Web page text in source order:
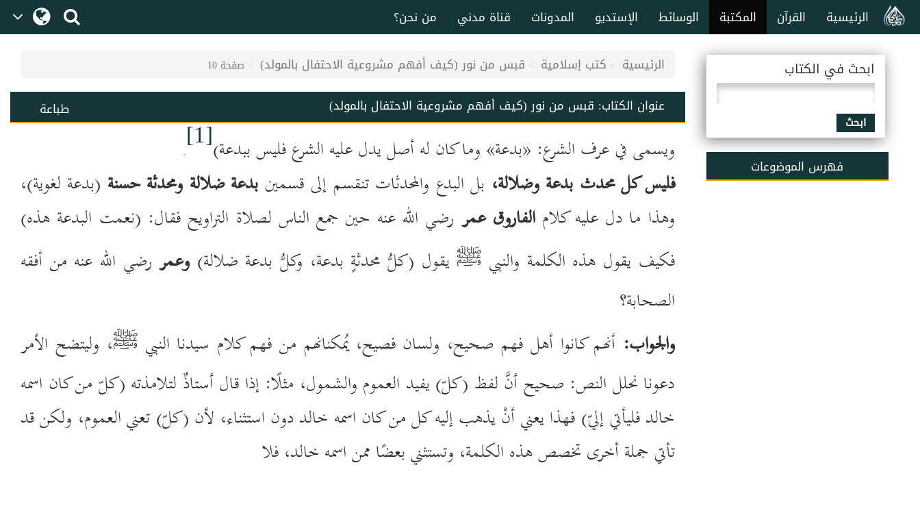
من نحن؟ قناة مدني المدونات الإستديو الوسائط المكتبة القرآن الرئيسية
الرئيسية كتب إسلامية قبس من نور (كيف أفهم مشروعية الاحتفال بالمولد) صفحة 10
طباعة عنوان الكتاب: قبس من نور (كيف أفهم مشروعية الاحتفال بالمولد)
ويسمى في عرف الشرع: «بدعة» وما كان له أصل يدل عليه الشرع فليس ببدعة)[1]
.
فليس كل محدث بدعة وضلالة، بل البدع والمحدثات تنقسم إلى قسمين بدعة ضلالة ومحدثة حسنة (بدعة لغوية)،
وهذا ما دل عليه كلامالفاروق عمر رضي الله عنه حين جمع الناس لصلاة التراويح فقال: (نعمت البدعة هذه)
فكيف يقول هذه الكلمة والنبي ﷺ يقول (كلُّ محدثةٍ بدعة، وكلُّ بدعة ضلالة) وعمررضي الله عنه من أفقه
الصحابة؟
والجواب: أنهم كانوا أهل فهم صحيح، ولسان فصيح، يُمكنانهم من فهم كلام سيدنا النبي ﷺ، وليتضح الأمر
دعونا نحلل النص: صحيح أنَّ لفظ (كلّ) يفيد العموم والشمول، مثلًا: إذا قال أستاذٌ لتلامذته (كلّ من كان اسمه
خالد فليأتي إليّ) فهذا يعني أنْ يذهب إليه كل من كان اسمه خالد دون استثناء، لأن (كلّ) تعني العموم، ولكن قد
تأتي جملة أخرى تخصص هذه الكلمة، وتستثني بعضًا ممن اسمه خالد، فلا
ابحث في الكتاب
ابحث
فهرس الموضوعات